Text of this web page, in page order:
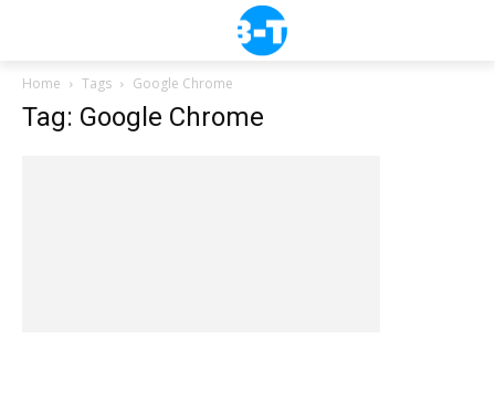
Home Tags Google Chrome
Tag: Google Chrome